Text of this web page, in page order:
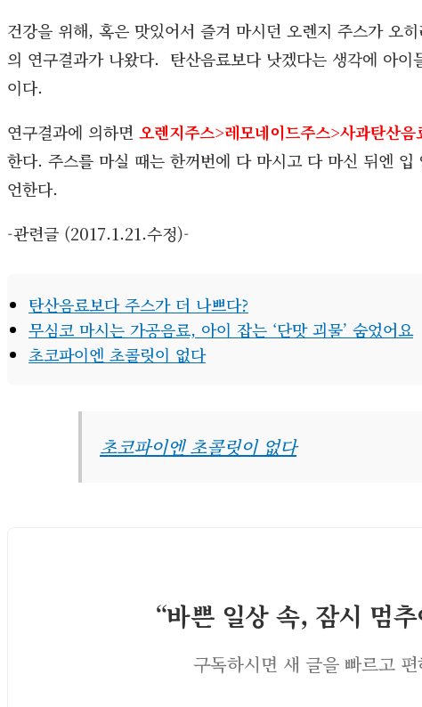
건강을 위해, 혹은 맛있어서 즐겨 마시던 오렌지 주스가 오
의 연구결과가 나왔다. 탄산음료보다 낫겠다는 생각에 아
이다.
연구결과에 의하면 오렌지주스>레모네이드주스>사과탄산
한다. 주스를 마실 때는 한꺼번에 다 마시고 다 마신 뒤엔
언한다.
-관련글 (2017.1.21.수정)-
탄산음료보다 주스가 더 나쁘다?
무심코 마시는 가공음료, 아이 잡는 ‘단맛 괴물’ 숨었어요
초코파이엔 초콜릿이 없다
초코파이엔 초콜릿이 없다
“바쁜 일상 속, 잠시 멈
구독하시면 새 글을 빠르고